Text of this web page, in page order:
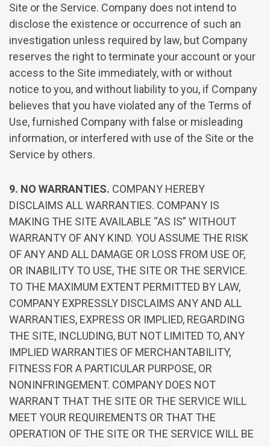
Site or the Service. Company does not intend to
disclose the existence or occurrence of such an
investigation unless required by law, but Company
reserves the right to terminate your account or your
access to the Site immediately, with or without
notice to you, and without liability to you, if Company
believes that you have violated any of the Terms of
Use, furnished Company with false or misleading
information, or interfered with use of the Site or the
Service by others.
9. NO WARRANTIES. COMPANY HEREBY
DISCLAIMS ALL WARRANTIES. COMPANY IS
MAKING THE SITE AVAILABLE “AS IS” WITHOUT
WARRANTY OF ANY KIND. YOU ASSUME THE RISK
OF ANY AND ALL DAMAGE OR LOSS FROM USE OF,
OR INABILITY TO USE, THE SITE OR THE SERVICE.
TO THE MAXIMUM EXTENT PERMITTED BY LAW,
COMPANY EXPRESSLY DISCLAIMS ANY AND ALL
WARRANTIES, EXPRESS OR IMPLIED, REGARDING
THE SITE, INCLUDING, BUT NOT LIMITED TO, ANY
IMPLIED WARRANTIES OF MERCHANTABILITY,
FITNESS FOR A PARTICULAR PURPOSE, OR
NONINFRINGEMENT. COMPANY DOES NOT
WARRANT THAT THE SITE OR THE SERVICE WILL
MEET YOUR REQUIREMENTS OR THAT THE
OPERATION OF THE SITE OR THE SERVICE WILL BE